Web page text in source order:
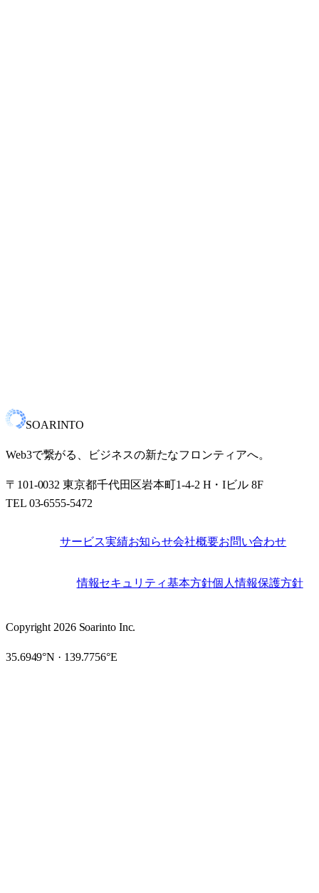
SOARINTO
Web3で繋がる、ビジネスの新たなフロンティアへ。
〒101-0032 東京都千代田区岩本町1-4-2 H・Iビル 8F
TEL 03-6555-5472
SITEサービス実績お知らせ会社概要お問い合わせ
LEGAL情報セキュリティ基本方針個人情報保護方針
Copyright 2026 Soarinto Inc.
35.6949°N · 139.7756°E